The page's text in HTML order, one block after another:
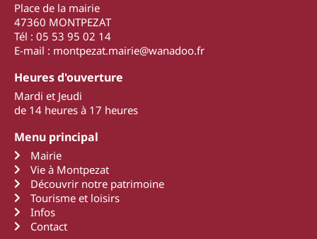
Place de la mairie
47360 MONTPEZAT
Tél : 05 53 95 02 14
E-mail : montpezat.mairie@wanadoo.fr
Heures d'ouverture
Mardi et Jeudi
de 14 heures à 17 heures
Menu principal
Mairie
Vie à Montpezat
Découvrir notre patrimoine
Tourisme et loisirs
Infos
Contact